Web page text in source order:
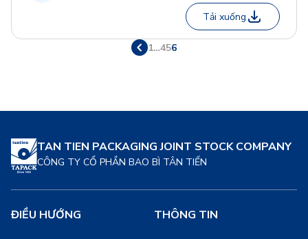
Tải xuống
1…456
TAN TIEN PACKAGING JOINT STOCK COMPANY
CÔNG TY CỔ PHẦN BAO BÌ TÂN TIẾN
ĐIỀU HƯỚNG THÔNG TIN